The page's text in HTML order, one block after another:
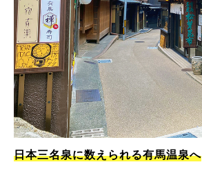
日本三名泉に数えられる有馬温泉へ